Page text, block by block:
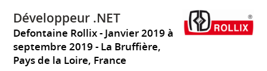
Développeur .NET
Defontaine Rollix
Janvier 2019 à
septembre 2019 La Bruffière,
Pays de la Loire, France